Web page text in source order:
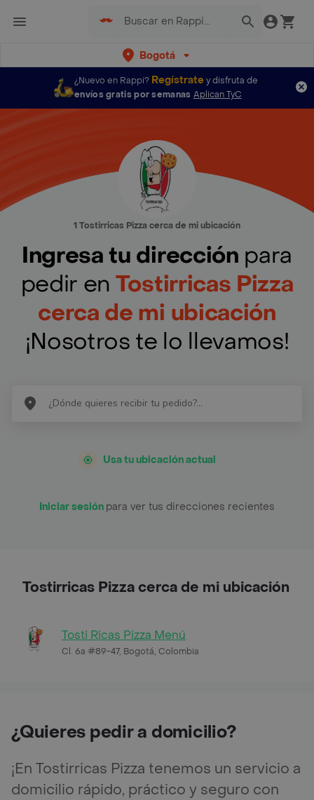
Bogotá
¿Nuevo en Rappi? Regístratey disfruta de
envíos gratis por semanas Aplican TyC
1 Tostirricas Pizza cerca de mi ubicación
Ingresa tu dirección para
pedir en Tostirricas Pizza
cerca de mi ubicación
¡Nosotros te lo llevamos!
Usa tu ubicación actual
Iniciar sesión para ver tus direcciones recientes
Tostirricas Pizza cerca de mi ubicación
Tosti Ricas Pizza Menú
Cl. 6a #89-47, Bogotá, Colombia
¿Quieres pedir a domicilio?
¡En Tostirricas Pizza tenemos un servicio a
domicilio rápido, práctico y seguro con